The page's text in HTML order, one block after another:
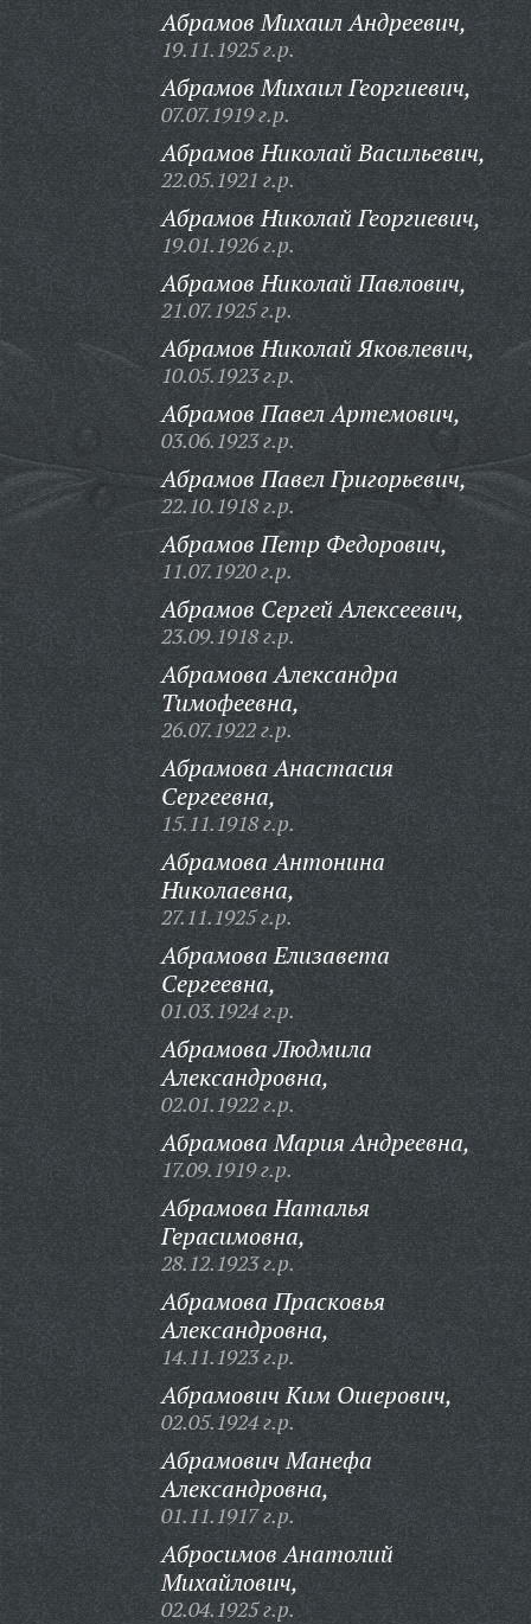
Абрамов Михаил Андреевич,
19.11.1925 г.р.
Абрамов Михаил Георгиевич,
07.07.1919 г.р.
Абрамов Николай Васильевич,
22.05.1921 г.р.
Абрамов Николай Георгиевич,
19.01.1926 г.р.
Абрамов Николай Павлович,
21.07.1925 г.р.
Абрамов Николай Яковлевич,
10.05.1923 г.р.
Абрамов Павел Артемович,
03.06.1923 г.р.
Абрамов Павел Григорьевич,
22.10.1918 г.р.
Абрамов Петр Федорович,
11.07.1920 г.р.
Абрамов Сергей Алексеевич,
23.09.1918 г.р.
Абрамова Александра
Тимофеевна,
26.07.1922 г.р.
Абрамова Анастасия
Сергеевна,
15.11.1918 г.р.
Абрамова Антонина
Николаевна,
27.11.1925 г.р.
Абрамова Елизавета
Сергеевна,
01.03.1924 г.р.
Абрамова Людмила
Александровна,
02.01.1922 г.р.
Абрамова Мария Андреевна,
17.09.1919 г.р.
Абрамова Наталья
Герасимовна,
28.12.1923 г.р.
Абрамова Прасковья
Александровна,
14.11.1923 г.р.
Абрамович Ким Ошерович,
02.05.1924 г.р.
Абрамович Манефа
Александровна,
01.11.1917 г.р.
Абросимов Анатолий
Михайлович,
02.04.1925 г.р.